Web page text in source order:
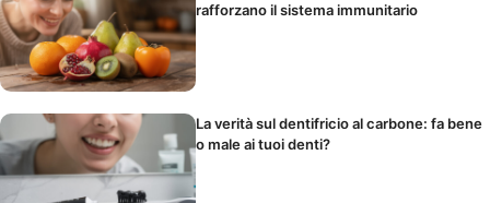
rafforzano il sistema immunitario
La verità sul dentifricio al carbone: fa bene
o male ai tuoi denti?